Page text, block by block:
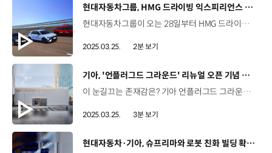
[동영상]
현대자동차그룹, HMG 드라이빙 익스피리언스 센터 2025 시즌 운영 시작
현대자동차그룹이 오는 28일부터 HMG 드라이빙 익스피리언스 센터의 2025 시즌 운영을 시작합니다. 충남 태안에 위치한 HMG 드라이빙 익스피리언스 센터는 8개의 주행 코스를 통한 드라이빙 체험과 브랜드 경험을 동시에 즐길 수 있는 국내 최대 규모의 시설인데요. 드라이빙 프로그램은 고객이 직접 차량을 운전하며 드라이빙 스킬을 배울 수 있는 ‘드라이빙 익스피리언스’와 누구나 부담없이 드라이빙을 체험해볼 수 있는 ‘드라이빙 플레저’로 구성돼 있습니다. 이번 시즌 드라이빙 익스피리언스에서는 초보 운전자를 위한 기초 프로그램인 베이직 드라이브와 아이오닉5 N을 통해 드라이빙 스킬을 익힐 수 있는 N 드리프트 레벨 2, 최상위 레벨 프로그램인 트랙 익스피리언스 프로그램을 새롭게 운영하는데요. 드라이빙 플레저에서는 타스만 X-Pro 모델과 함께 오프로드 주행과 캠핑을 즐길 수 있는 ‘타스만 인텐시브’를 새롭게 선보입니다. 2025 시즌은 오는 11월 30일까지 운영되며 프로그램 예약과 자세한 운영 정보는 공식 홈페이지를 통해 확인할 수 있습니다.
2025.03.25. 2분 보기
[동영상]
기아, '언플러그드 그라운드' 리뉴얼 오픈 기념 이벤트
이 눈길끄는 존재감은? 기아 언플러그드 그라운드 서울 성동구 상원4길 10 기아 언플러그드 그라운드 전동화 모빌리티가 변화시킨 새로운 라이프스타일을 제시하기 위한 EV 특화 복합문화공간 지난 2021년 최초 개관 후, 신규 전동화 모델 출시와 함께 새롭게 단장 뚝섬역 4번 출구 앞에 신규 출입구를 개설해 고객 접근성 UP! 기아 로고를 연상시키는 외벽 그래픽을 설치해 공간 존재감 UP! 전시 구역 내 벽체를 철거해 공간 개방감 UP! 달라진 공간과 함께 기아의 전용 전기차 전 라인업 전시 레이싱 시뮬레이터 활용한 기아 EV 성능 체험 가상 주행을 통한 첨단 운전자 보조 시스템 체험 자동차 선루프 프레임 기반 네 컷 사진 촬영 리뉴얼 오픈 기념 ‘기아 디스커버리 데이’ 프로그램 운영 기아 디스커버리 데이 팀 기아 파티, 아티스트 초청 공연 등 매월 진행되는 ‘시그니처 고객 초청 프로그램’ 첫 번째 프로그램 KIA타이거즈 팬 초청 개막전 합동 관람 노건우 매니저 / 기아 국내미디어콘텐츠팀오늘 행사는 프로야구 개막일을 맞아 KIA타이거즈 팬들을 초청해 ‘팀 기아 파티’를 진행하게 되었습니다. 다양한 전기차들도 감상하시고 준비된 다양한 프로그램들도 즐기시면서 즐거운 시간 보내고 가셨으면 좋겠습니다. 2025 프로야구 리그 개막 KIA타이거즈 팬들과 함께 즐기는 시즌 첫 경기 편파 중계, FB 케이터링, 럭키드로우 등 다채로운 이벤트도 함께 진행 ‘NC 다이노스’ 상대 짜릿한 역전승으로 현장 분위기 UP! 김서현 / 행사 참가자 서울에서도 KIA타이거즈를 응원할 수 있어서 너무 좋고 아울러 여기 멋진 자동차들도 같이 볼 수 있어서 좋은 것 같아요. 김형규 / 행사 참가자개막전이 광주에서 열려서 수도권의 기아 팬 분들이 가기 힘든 상황이었는데 같이 응원할 수 있는 기회를 마련해 주셔서 너무 기분 좋고 행복했던 시간이었던 것 같습니다. 허현주 / 행사 참가자 이렇게 개막전 행사를 성대하게 열어줄 줄 몰랐는데 진짜 불편한 거 하나 없이 재미있게 즐길 수 있었고요. 기아차의 최첨단 시스템도 직접 체험하고 사진도 찍으면서 즐길 수 있어서 너무 재미있었습니다. 고객의 풍성한 모빌리티 경험을 위해 색다른 체험 콘텐츠 상시 운영 예정 모빌리티와 사람을 연결하는 공간 “기아 언플러그드 그라운드"
2025.03.25. 3분 보기
[동영상]
현대자동차·기아, 슈프리마와 로봇 친화 빌딩 확대를 위한 업무협약